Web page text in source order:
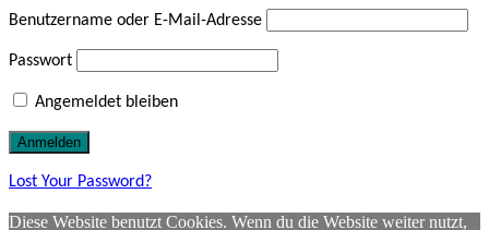
Benutzername oder E-Mail-Adresse
Passwort
Angemeldet bleiben
Lost Your Password?
Diese Website benutzt Cookies. Wenn du die Website weiter nutzt,